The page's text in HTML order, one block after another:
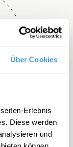
Über Cookies
Erlebnis
Diese werden
und
können,